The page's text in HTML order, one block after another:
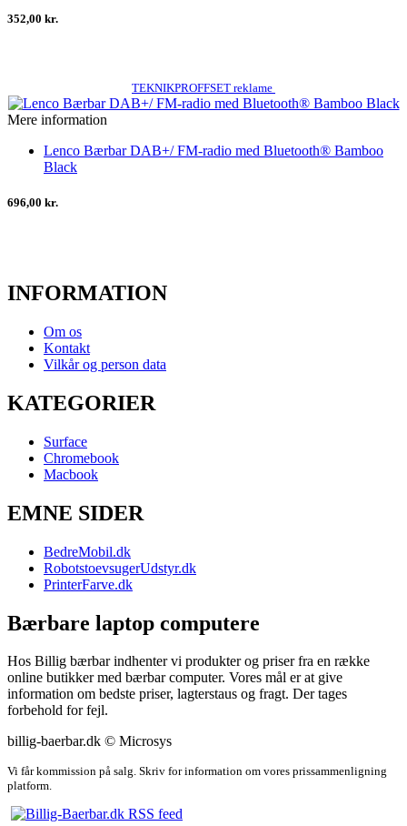
352,00 kr.
TEKNIKPROFFSET reklame
Mere information
Lenco Bærbar DAB+/ FM-radio med Bluetooth® Bamboo
Black
696,00 kr.
INFORMATION
Om os
Kontakt
Vilkår og person data
KATEGORIER
Surface
Chromebook
Macbook
EMNE SIDER
BedreMobil.dk
RobotstoevsugerUdstyr.dk
PrinterFarve.dk
Bærbare laptop computere
Hos Billig bærbar indhenter vi produkter og priser fra en række
online butikker med bærbar computer. Vores mål er at give
information om bedste priser, lagterstaus og fragt. Der tages
forbehold for fejl.
billig-baerbar.dk © Microsys
Vi får kommission på salg. Skriv for information om vores prissammenligning
platform.